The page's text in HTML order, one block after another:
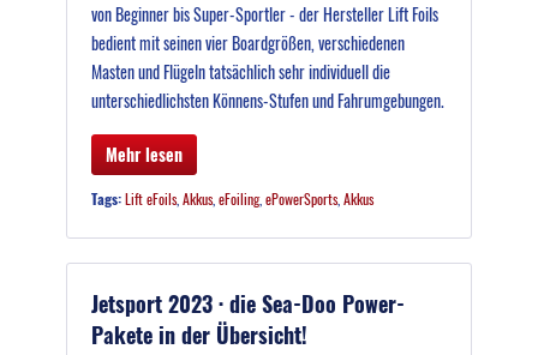
von Beginner bis Super-Sportler - der Hersteller Lift Foils
bedient mit seinen vier Boardgrößen, verschiedenen
Masten und Flügeln tatsächlich sehr individuell die
unterschiedlichsten Könnens-Stufen und Fahrumgebungen.
Mehr lesen
Tags:Lift eFoils, Akkus, eFoiling, ePowerSports, Akkus
Jetsport 2023 · die Sea-Doo Power-
Pakete in der Übersicht!